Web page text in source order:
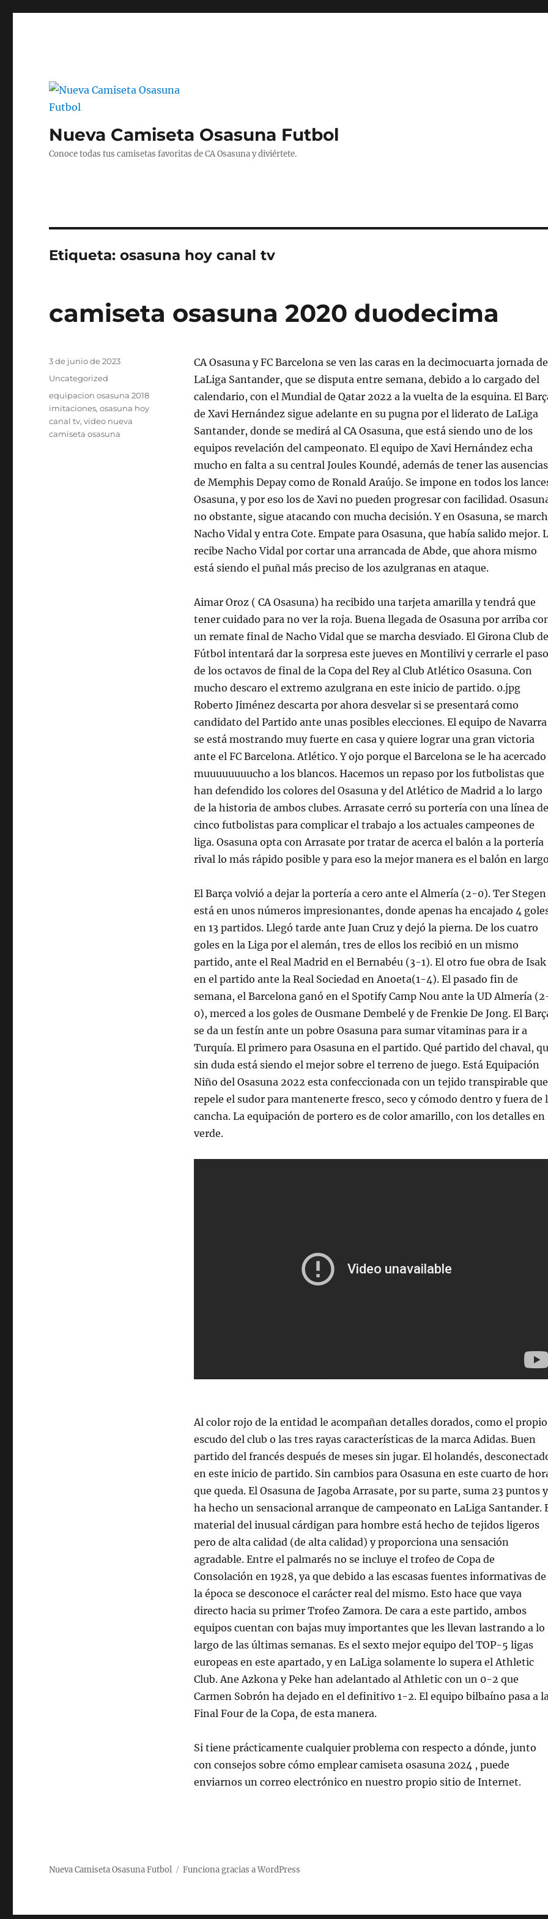
Nueva Camiseta Osasuna Futbol
Conoce todas tus camisetas favoritas de CA Osasuna y diviértete.
Etiqueta:osasuna hoy canal tv
camiseta osasuna 2020 duodecima
CA Osasuna y FC Barcelona se ven las caras en la decimocuarta jornada de
LaLiga Santander, que se disputa entre semana, debido a lo cargado del
calendario, con el Mundial de Qatar 2022 a la vuelta de la esquina. El
de Xavi Hernández sigue adelante en su pugna por el liderato de LaLiga
Santander, donde se medirá al CA Osasuna, que está siendo uno de los
equipos revelación del campeonato. El equipo de Xavi Hernández echa
mucho en falta a su central Joules Koundé, además de tener las ausencias
de Memphis Depay como de Ronald Araújo. Se impone en todos los
Osasuna, y por eso los de Xavi no pueden progresar con facilidad.
no obstante, sigue atacando con mucha decisión. Y en Osasuna, se
Nacho Vidal y entra Cote. Empate para Osasuna, que había salido mejor.
recibe Nacho Vidal por cortar una arrancada de Abde, que ahora mismo
está siendo el puñal más preciso de los azulgranas en ataque.
Aimar Oroz ( CA Osasuna) ha recibido una tarjeta amarilla y tendrá que
tener cuidado para no ver la roja. Buena llegada de Osasuna por arriba
un remate final de Nacho Vidal que se marcha desviado. El Girona Club de
Fútbol intentará dar la sorpresa este jueves en Montilivi y cerrarle el paso
de los octavos de final de la Copa del Rey al Club Atlético Osasuna. Con
mucho descaro el extremo azulgrana en este inicio de partido. 0.jpg
Roberto Jiménez descarta por ahora desvelar si se presentará como
candidato del Partido ante unas posibles elecciones. El equipo de Navarra
se está mostrando muy fuerte en casa y quiere lograr una gran victoria
ante el FC Barcelona. Atlético. Y ojo porque el Barcelona se le ha acercado
muuuuuuuucho a los blancos. Hacemos un repaso por los futbolistas que
han defendido los colores del Osasuna y del Atlético de Madrid a lo largo
de la historia de ambos clubes. Arrasate cerró su portería con una línea de
cinco futbolistas para complicar el trabajo a los actuales campeones de
liga. Osasuna opta con Arrasate por tratar de acerca el balón a la portería
rival lo más rápido posible y para eso la mejor manera es el balón en
El Barça volvió a dejar la portería a cero ante el Almería (2-0). Ter Stegen
está en unos números impresionantes, donde apenas ha encajado 4
en 13 partidos. Llegó tarde ante Juan Cruz y dejó la pierna. De los cuatro
goles en la Liga por el alemán, tres de ellos los recibió en un mismo
partido, ante el Real Madrid en el Bernabéu (3-1). El otro fue obra de Isak
en el partido ante la Real Sociedad en Anoeta(1-4). El pasado fin de
semana, el Barcelona ganó en el Spotify Camp Nou ante la UD Almería
0), merced a los goles de Ousmane Dembelé y de Frenkie De Jong. El
se da un festín ante un pobre Osasuna para sumar vitaminas para ir a
Turquía. El primero para Osasuna en el partido. Qué partido del chaval,
sin duda está siendo el mejor sobre el terreno de juego. Está Equipación
Niño del Osasuna 2022 esta confeccionada con un tejido transpirable que
repele el sudor para mantenerte fresco, seco y cómodo dentro y fuera de
cancha. La equipación de portero es de color amarillo, con los detalles en
verde.
Al color rojo de la entidad le acompañan detalles dorados, como el propio
escudo del club o las tres rayas características de la marca Adidas. Buen
partido del francés después de meses sin jugar. El holandés,
en este inicio de partido. Sin cambios para Osasuna en este cuarto de
que queda. El Osasuna de Jagoba Arrasate, por su parte, suma 23 puntos y
ha hecho un sensacional arranque de campeonato en LaLiga Santander.
material del inusual cárdigan para hombre está hecho de tejidos ligeros
pero de alta calidad (de alta calidad) y proporciona una sensación
agradable. Entre el palmarés no se incluye el trofeo de Copa de
Consolación en 1928, ya que debido a las escasas fuentes informativas de
la época se desconoce el carácter real del mismo. Esto hace que vaya
directo hacia su primer Trofeo Zamora. De cara a este partido, ambos
equipos cuentan con bajas muy importantes que les llevan lastrando a lo
largo de las últimas semanas. Es el sexto mejor equipo del TOP-5 ligas
europeas en este apartado, y en LaLiga solamente lo supera el Athletic
Club. Ane Azkona y Peke han adelantado al Athletic con un 0-2 que
Carmen Sobrón ha dejado en el definitivo 1-2. El equipo bilbaíno pasa a
Final Four de la Copa, de esta manera.
Si tiene prácticamente cualquier problema con respecto a dónde, junto
con consejos sobre cómo emplear camiseta osasuna 2024 , puede
enviarnos un correo electrónico en nuestro propio sitio de Internet.
Publicado
3 de junio de 2023
Categorías
Uncategorized
Etiquetas
equipacion osasuna 2018
imitaciones,osasuna hoy
canal tv,video nueva
camiseta osasuna
Nueva Camiseta Osasuna Futbol Funciona gracias a WordPress